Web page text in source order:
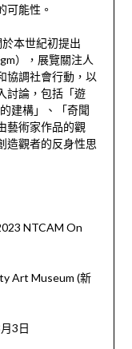
可能性。
本世紀初提出
），展覽關注人
協調社會行動，以
討論，包括「遊
建構」、「奇聞
藝術家作品的觀
造觀者的反身性思
NTCAM On
Art Museum (新
3日